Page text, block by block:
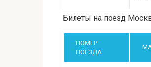
Билеты на поезд
НОМЕР
ПОЕЗДА